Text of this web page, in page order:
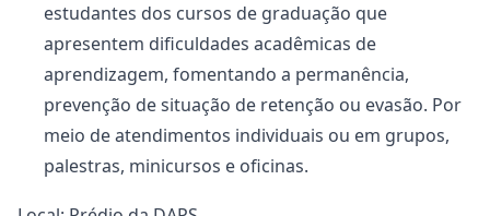
estudantes dos cursos de graduação que
apresentem dificuldades acadêmicas de
aprendizagem, fomentando a permanência,
prevenção de situação de retenção ou evasão. Por
meio de atendimentos individuais ou em grupos,
palestras, minicursos e oficinas.